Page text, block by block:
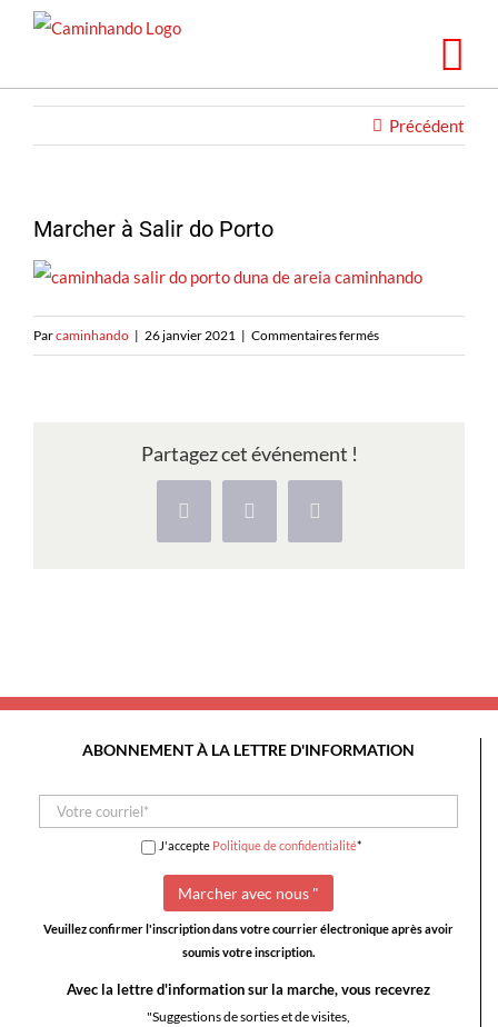
Précédent
Marcher à Salir do Porto
Parcaminhando | 26 janvier 2021 | Commentaires ferméssur
Caminhando
Partagez cet événement !
Facebook
X Pinterest
ABONNEMENT À LA LETTRE D'INFORMATION
J'accepte Politique de confidentialité*
Veuillez confirmer l'inscription dans votre courrier électronique après avoir
soumis votre inscription.
Avec la lettre d'information sur la marche, vous recevrez
"Suggestions de sorties et de visites,